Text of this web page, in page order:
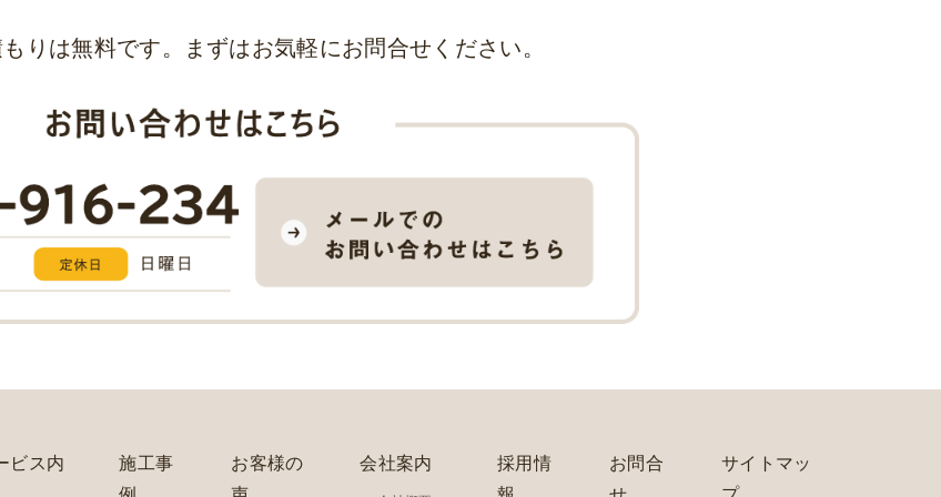
りは無料です。まずはお気軽にお問合せください。
ビス内
施工事
お客様の
会社案内
採用情
お問合
サイトマッ